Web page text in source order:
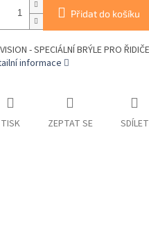
Přidat do košíku
- SPECIÁLNÍ BRÝLE PRO
informace
TISK ZEPTAT SE SDÍLET